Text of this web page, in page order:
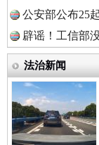
一枚“钉
公安部公布25
辟谣！工信部
法治新闻